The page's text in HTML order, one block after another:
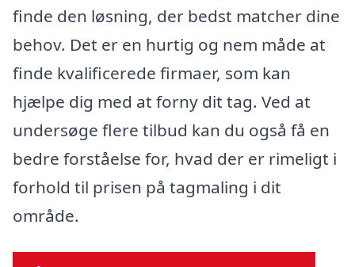
finde den løsning, der bedst matcher dine
behov. Det er en hurtig og nem måde at
finde kvalificerede firmaer, som kan
hjælpe dig med at forny dit tag. Ved at
undersøge flere tilbud kan du også få en
bedre forståelse for, hvad der er rimeligt i
forhold til prisen på tagmaling i dit
område.